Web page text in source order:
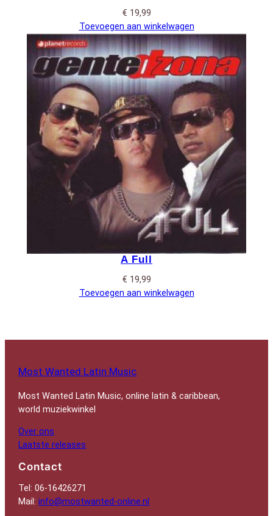
€ 19,99
Toevoegen aan winkelwagen
A Full
€ 19,99
Toevoegen aan winkelwagen
Most Wanted Latin Music
Most Wanted Latin Music, online latin & caribbean,
world muziekwinkel
Over ons
Laatste releases
Contact
Tel: 06-16426271
Mail:info@mostwanted-online.nl